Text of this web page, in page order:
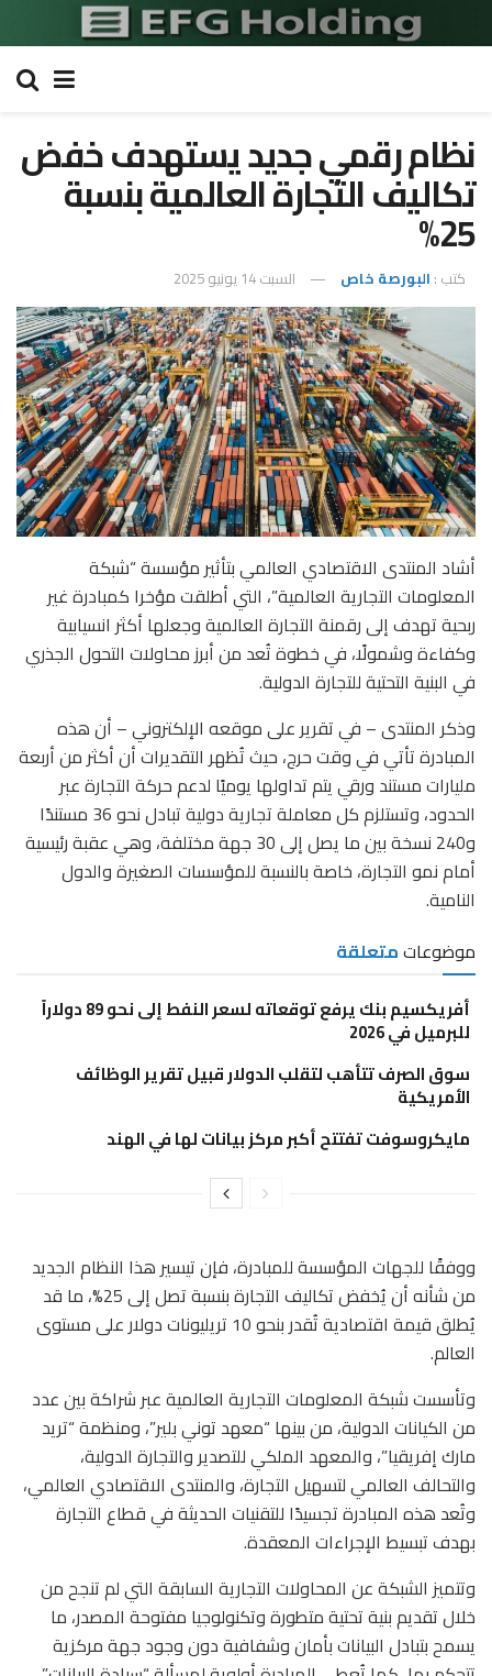
نظام رقمي جديد يستهدف خفض
تكاليف التجارة العالمية بنسبة
25%
كتب : البورصة خاص السبت 14 يونيو 2025
أشاد المنتدى الاقتصادي العالمي بتأثير مؤسسة “شبكة
المعلومات التجارية العالمية”، التي أطلقت مؤخرا كمبادرة غير
ربحية تهدف إلى رقمنة التجارة العالمية وجعلها أكثر انسيابية
وكفاءة وشمولًا، في خطوة تُعد من أبرز محاولات التحول الجذري
في البنية التحتية للتجارة الدولية.
وذكر المنتدى – في تقرير على موقعه الإلكتروني – أن هذه
المبادرة تأتي في وقت حرج، حيث تُظهر التقديرات أن أكثر من أربعة
مليارات مستند ورقي يتم تداولها يوميًا لدعم حركة التجارة عبر
الحدود، وتستلزم كل معاملة تجارية دولية تبادل نحو 36 مستندًا
و240 نسخة بين ما يصل إلى 30 جهة مختلفة، وهي عقبة رئيسية
أمام نمو التجارة، خاصة بالنسبة للمؤسسات الصغيرة والدول
النامية.
موضوعاتمتعلقة
أفريكسيم بنك يرفع توقعاته لسعر النفط إلى نحو 89 دولاراً
للبرميل في 2026
سوق الصرف تتأهب لتقلب الدولار قبيل تقرير الوظائف
الأمريكية
مايكروسوفت تفتتح أكبر مركز بيانات لها في الهند
ووفقًا للجهات المؤسسة للمبادرة، فإن تيسير هذا النظام الجديد
من شأنه أن يُخفض تكاليف التجارة بنسبة تصل إلى 25%، ما قد
يُطلق قيمة اقتصادية تُقدر بنحو 10 تريليونات دولار على مستوى
العالم.
وتأسست شبكة المعلومات التجارية العالمية عبر شراكة بين عدد
من الكيانات الدولية، من بينها “معهد توني بلير”، ومنظمة “تريد
مارك إفريقيا”، والمعهد الملكي للتصدير والتجارة الدولية،
والتحالف العالمي لتسهيل التجارة، والمنتدى الاقتصادي العالمي،
وتُعد هذه المبادرة تجسيدًا للتقنيات الحديثة في قطاع التجارة
بهدف تبسيط الإجراءات المعقدة.
وتتميز الشبكة عن المحاولات التجارية السابقة التي لم تنجح من
خلال تقديم بنية تحتية متطورة وتكنولوجيا مفتوحة المصدر، ما
يسمح بتبادل البيانات بأمان وشفافية دون وجود جهة مركزية